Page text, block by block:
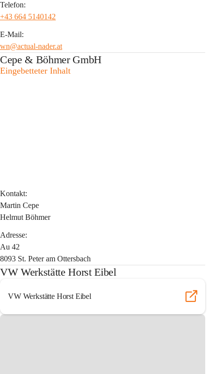
Telefon:
+43 664 5140142
E-Mail:
wn@actual-nader.at
Cepe & Böhmer GmbH
Eingebetteter Inhalt
Kontakt:
Martin Cepe
Helmut Böhmer
Adresse:
Au 42
8093 St. Peter am Ottersbach
VW Werkstätte Horst Eibel
VW Werkstätte Horst Eibel